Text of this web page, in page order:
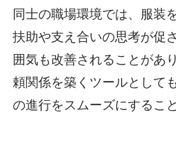
同士の職場環境では、服装
扶助や支え合いの思考が促
囲気も改善されることがあ
頼関係を築くツールとして
の進行をスムーズにするこ